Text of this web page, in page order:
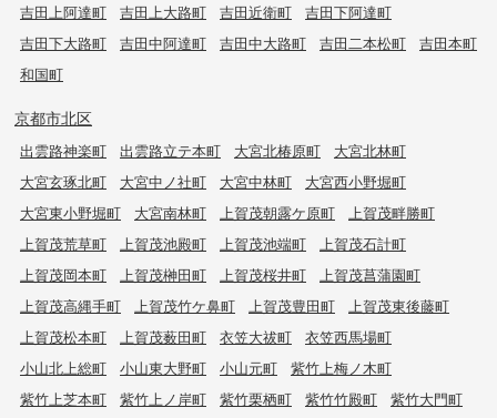
吉田上阿達町
吉田上大路町 吉田近衛町
吉田下阿達町
吉田下大路町
吉田中阿達町 吉田中大路町 吉田二本松町
吉田本町
和国町
京都市北区
出雲路神楽町 出雲路立テ本町 大宮北椿原町
大宮北林町
大宮玄琢北町
大宮中ノ社町 大宮中林町
大宮西小野堀町
大宮東小野堀町
大宮南林町 上賀茂朝露ケ原町
上賀茂畔勝町
上賀茂荒草町
上賀茂池殿町 上賀茂池端町
上賀茂石計町
上賀茂岡本町
上賀茂榊田町 上賀茂桜井町
上賀茂菖蒲園町
上賀茂高縄手町
上賀茂竹ケ鼻町 上賀茂豊田町
上賀茂東後藤町
上賀茂松本町
上賀茂薮田町 衣笠大祓町
衣笠西馬場町
小山北上総町
小山東大野町 小山元町
紫竹上梅ノ木町
紫竹上芝本町
紫竹上ノ岸町 紫竹栗栖町 紫竹竹殿町
紫竹大門町